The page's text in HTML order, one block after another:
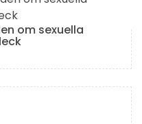
om sexuella